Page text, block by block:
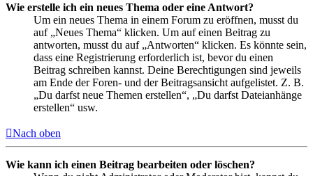
Wie erstelle ich ein neues Thema oder eine Antwort?
Um ein neues Thema in einem Forum zu eröffnen, musst du
auf „Neues Thema“ klicken. Um auf einen Beitrag zu
antworten, musst du auf „Antworten“ klicken. Es könnte sein,
dass eine Registrierung erforderlich ist, bevor du einen
Beitrag schreiben kannst. Deine Berechtigungen sind jeweils
am Ende der Foren- und der Beitragsansicht aufgelistet. Z. B.
„Du darfst neue Themen erstellen“, „Du darfst Dateianhänge
erstellen“ usw.
Nach oben
Wie kann ich einen Beitrag bearbeiten oder löschen?